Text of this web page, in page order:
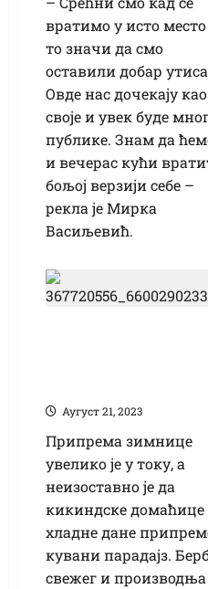
вратимо у исто место
то значи да смо
оставили добар
Овде нас дочекају као
своје и увек буде
публике. Знам да
и вечерас кући
бољој верзији себе –
рекла је Мирка
Васиљевић.
Аугуст 21, 2023
Припрема зимнице
увелико је у току, а
неизоставно је да
кикиндске домаћице
хладне дане
кувани парадајз.
свежег и производња